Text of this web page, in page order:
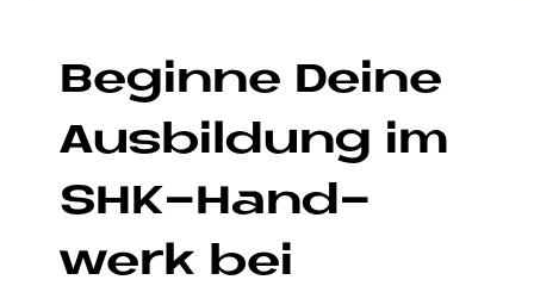
Be­gin­ne De­i­ne
Aus­bil­dung im
SHK-Hand­
werk bei